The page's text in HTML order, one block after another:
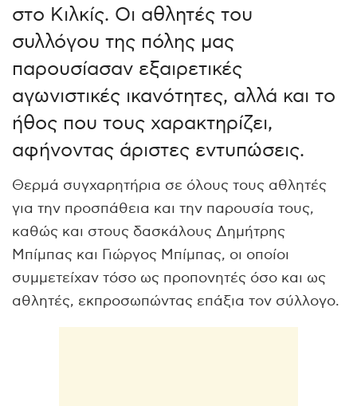
στο Κιλκίς. Οι αθλητές του
συλλόγου της πόλης μας
παρουσίασαν εξαιρετικές
αγωνιστικές ικανότητες, αλλά και το
ήθος που τους χαρακτηρίζει,
αφήνοντας άριστες εντυπώσεις.
Θερμά συγχαρητήρια σε όλους τους αθλητές
για την προσπάθεια και την παρουσία τους,
καθώς και στους δασκάλους Δημήτρης
Μπίμπας και Γιώργος Μπίμπας, οι οποίοι
συμμετείχαν τόσο ως προπονητές όσο και ως
αθλητές, εκπροσωπώντας επάξια τον σύλλογο.